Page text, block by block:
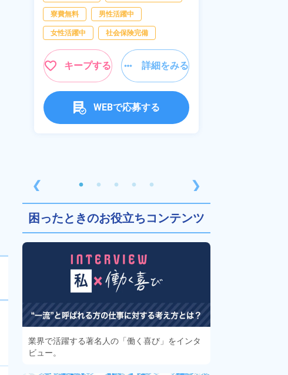
❮
寮費無料 男性活躍中
女性活躍中 社会保険完備
キープする 詳細をみる
WEBで応募する
❯
困ったときのお役立ちコンテンツ
業界で活躍する著名人の「働く喜び」をインタ
ビュー。